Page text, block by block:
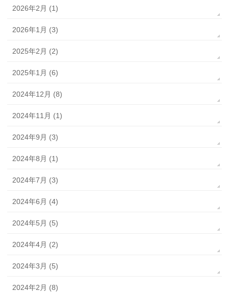
2026年2月 (1)
2026年1月 (3)
2025年2月 (2)
2025年1月 (6)
2024年12月 (8)
2024年11月 (1)
2024年9月 (3)
2024年8月 (1)
2024年7月 (3)
2024年6月 (4)
2024年5月 (5)
2024年4月 (2)
2024年3月 (5)
2024年2月 (8)